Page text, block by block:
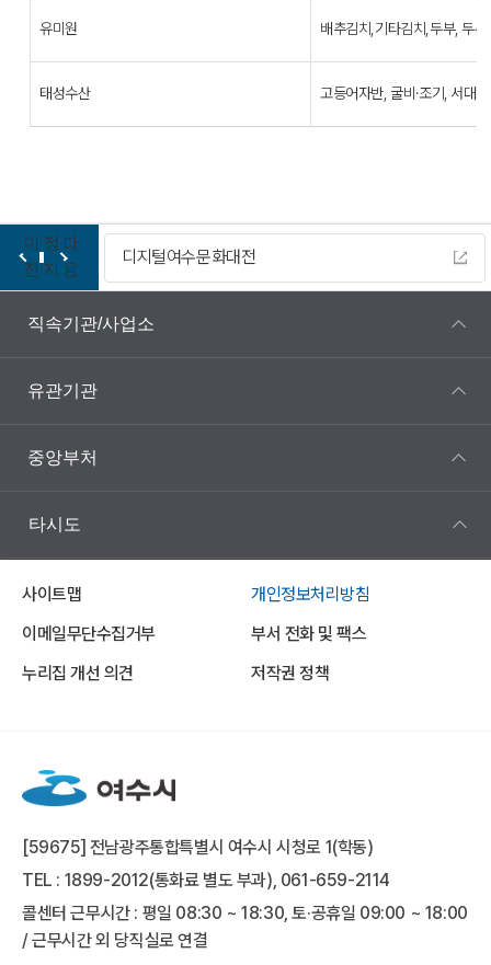
유미원 배추김치,기타김치,두부, 두유
태성수산 고등어자반, 굴비·조기, 서대
이
전
정
지
다
음
디지털여수문화대전
직속기관/사업소
유관기관
중앙부처
타시도
사이트맵
개인정보처리방침
이메일무단수집거부
부서 전화 및 팩스
누리집 개선 의견
저작권 정책
[59675] 전남광주통합특별시 여수시 시청로 1(학동)
TEL : 1899-2012(통화료 별도 부과), 061-659-2114
콜센터 근무시간 : 평일 08:30 ~ 18:30, 토·공휴일 09:00 ~ 18:00
/ 근무시간 외 당직실로 연결